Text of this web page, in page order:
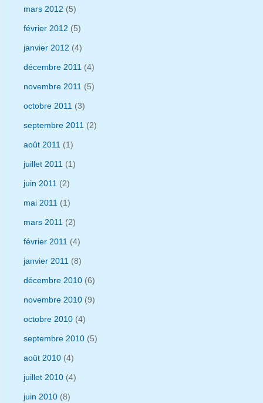
mars 2012 (5)
février 2012 (5)
janvier 2012 (4)
décembre 2011 (4)
novembre 2011 (5)
octobre 2011 (3)
septembre 2011 (2)
août 2011 (1)
juillet 2011 (1)
juin 2011 (2)
mai 2011 (1)
mars 2011 (2)
février 2011 (4)
janvier 2011 (8)
décembre 2010 (6)
novembre 2010 (9)
octobre 2010 (4)
septembre 2010 (5)
août 2010 (4)
juillet 2010 (4)
juin 2010 (8)